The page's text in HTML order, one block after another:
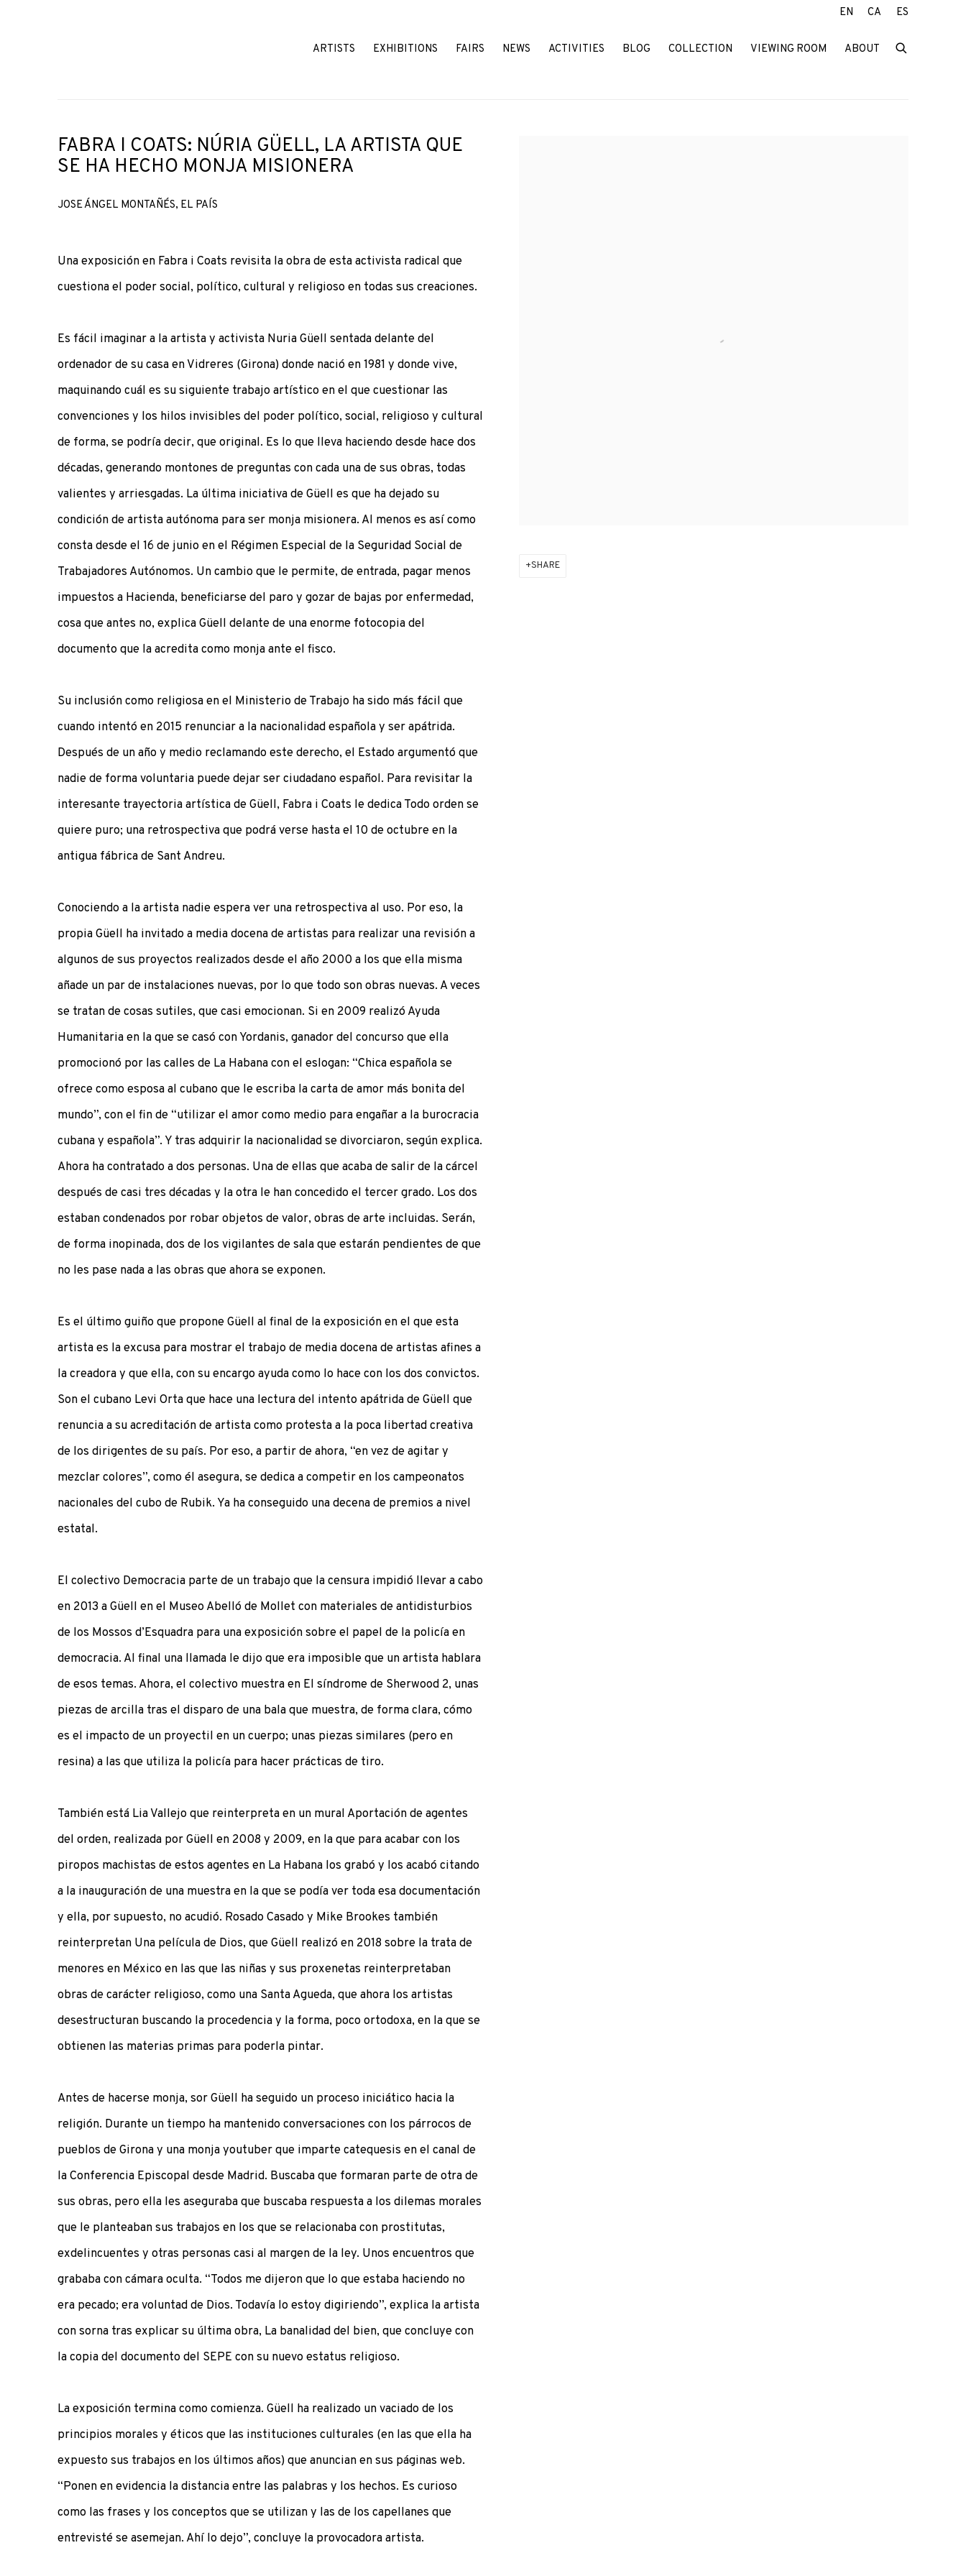
ARTISTS EXHIBITIONS FAIRS NEWS ACTIVITIES BLOG COLLECTION VIEWING ROOM ABOUT
EN CA ES
FABRA I COATS: NÚRIA GÜELL, LA ARTISTA QUE
SE HA HECHO MONJA MISIONERA
JOSE ÁNGEL MONTAÑÉS, EL PAÍS
SHARE
Una exposición en Fabra i Coats revisita la obra de esta activista radical que
cuestiona el poder social, político, cultural y religioso en todas sus creaciones.
Es fácil imaginar a la artista y activista Nuria Güell sentada delante del
ordenador de su casa en Vidreres (Girona) donde nació en 1981 y donde vive,
maquinando cuál es su siguiente trabajo artístico en el que cuestionar las
convenciones y los hilos invisibles del poder político, social, religioso y cultural
de forma, se podría decir, que original. Es lo que lleva haciendo desde hace dos
décadas, generando montones de preguntas con cada una de sus obras, todas
valientes y arriesgadas. La última iniciativa de Güell es que ha dejado su
condición de artista autónoma para ser monja misionera. Al menos es así como
consta desde el 16 de junio en el Régimen Especial de la Seguridad Social de
Trabajadores Autónomos. Un cambio que le permite, de entrada, pagar menos
impuestos a Hacienda, beneficiarse del paro y gozar de bajas por enfermedad,
cosa que antes no, explica Güell delante de una enorme fotocopia del
documento que la acredita como monja ante el fisco.
Su inclusión como religiosa en el Ministerio de Trabajo ha sido más fácil que
cuando intentó en 2015 renunciar a la nacionalidad española y ser apátrida.
Después de un año y medio reclamando este derecho, el Estado argumentó que
nadie de forma voluntaria puede dejar ser ciudadano español. Para revisitar la
interesante trayectoria artística de Güell, Fabra i Coats le dedica Todo orden se
quiere puro; una retrospectiva que podrá verse hasta el 10 de octubre en la
antigua fábrica de Sant Andreu.
Conociendo a la artista nadie espera ver una retrospectiva al uso. Por eso, la
propia Güell ha invitado a media docena de artistas para realizar una revisión a
algunos de sus proyectos realizados desde el año 2000 a los que ella misma
añade un par de instalaciones nuevas, por lo que todo son obras nuevas. A veces
se tratan de cosas sutiles, que casi emocionan. Si en 2009 realizó Ayuda
Humanitaria en la que se casó con Yordanis, ganador del concurso que ella
promocionó por las calles de La Habana con el eslogan: “Chica española se
ofrece como esposa al cubano que le escriba la carta de amor más bonita del
mundo”, con el fin de “utilizar el amor como medio para engañar a la burocracia
cubana y española”. Y tras adquirir la nacionalidad se divorciaron, según explica.
Ahora ha contratado a dos personas. Una de ellas que acaba de salir de la cárcel
después de casi tres décadas y la otra le han concedido el tercer grado. Los dos
estaban condenados por robar objetos de valor, obras de arte incluidas. Serán,
de forma inopinada, dos de los vigilantes de sala que estarán pendientes de que
no les pase nada a las obras que ahora se exponen.
Es el último guiño que propone Güell al final de la exposición en el que esta
artista es la excusa para mostrar el trabajo de media docena de artistas afines a
la creadora y que ella, con su encargo ayuda como lo hace con los dos convictos.
Son el cubano Levi Orta que hace una lectura del intento apátrida de Güell que
renuncia a su acreditación de artista como protesta a la poca libertad creativa
de los dirigentes de su país. Por eso, a partir de ahora, “en vez de agitar y
mezclar colores”, como él asegura, se dedica a competir en los campeonatos
nacionales del cubo de Rubik. Ya ha conseguido una decena de premios a nivel
estatal.
El colectivo Democracia parte de un trabajo que la censura impidió llevar a cabo
en 2013 a Güell en el Museo Abelló de Mollet con materiales de antidisturbios
de los Mossos d’Esquadra para una exposición sobre el papel de la policía en
democracia. Al final una llamada le dijo que era imposible que un artista hablara
de esos temas. Ahora, el colectivo muestra en El síndrome de Sherwood 2, unas
piezas de arcilla tras el disparo de una bala que muestra, de forma clara, cómo
es el impacto de un proyectil en un cuerpo; unas piezas similares (pero en
resina) a las que utiliza la policía para hacer prácticas de tiro.
También está Lia Vallejo que reinterpreta en un mural Aportación de agentes
del orden, realizada por Güell en 2008 y 2009, en la que para acabar con los
piropos machistas de estos agentes en La Habana los grabó y los acabó citando
a la inauguración de una muestra en la que se podía ver toda esa documentación
y ella, por supuesto, no acudió. Rosado Casado y Mike Brookes también
reinterpretan Una película de Dios, que Güell realizó en 2018 sobre la trata de
menores en México en las que las niñas y sus proxenetas reinterpretaban
obras de carácter religioso, como una Santa Agueda, que ahora los artistas
desestructuran buscando la procedencia y la forma, poco ortodoxa, en la que se
obtienen las materias primas para poderla pintar.
Antes de hacerse monja, sor Güell ha seguido un proceso iniciático hacia la
religión. Durante un tiempo ha mantenido conversaciones con los párrocos de
pueblos de Girona y una monja youtuber que imparte catequesis en el canal de
la Conferencia Episcopal desde Madrid. Buscaba que formaran parte de otra de
sus obras, pero ella les aseguraba que buscaba respuesta a los dilemas morales
que le planteaban sus trabajos en los que se relacionaba con prostitutas,
exdelincuentes y otras personas casi al margen de la ley. Unos encuentros que
grababa con cámara oculta. “Todos me dijeron que lo que estaba haciendo no
era pecado; era voluntad de Dios. Todavía lo estoy digiriendo”, explica la artista
con sorna tras explicar su última obra, La banalidad del bien, que concluye con
la copia del documento del SEPE con su nuevo estatus religioso.
La exposición termina como comienza. Güell ha realizado un vaciado de los
principios morales y éticos que las instituciones culturales (en las que ella ha
expuesto sus trabajos en los últimos años) que anuncian en sus páginas web.
“Ponen en evidencia la distancia entre las palabras y los hechos. Es curioso
como las frases y los conceptos que se utilizan y las de los capellanes que
entrevisté se asemejan. Ahí lo dejo”, concluye la provocadora artista.